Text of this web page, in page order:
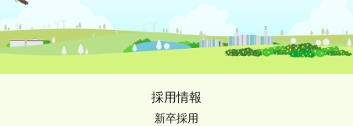
採用情報
新卒採用